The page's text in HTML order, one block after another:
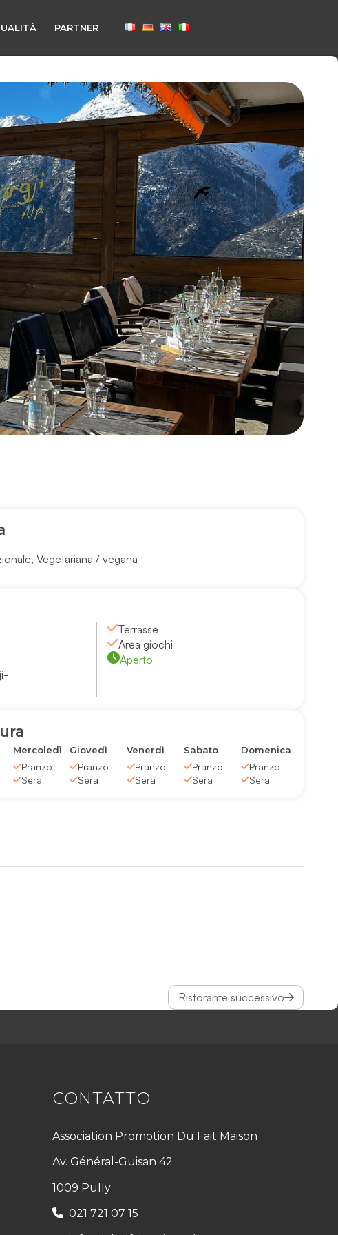
PARTNER
, Vegetariana / vegana
Terrasse
Area giochi
Aperto
Mercoledì
Pranzo
Sera
Giovedì
Pranzo
Sera
Venerdì
Pranzo
Sera
Sabato
Pranzo
Sera
Domenica
Pranzo
Sera
Ristorante successivo
CONTATTO
Association Promotion Du Fait Maison
Av. Général-Guisan 42
1009 Pully
021 721 07 15